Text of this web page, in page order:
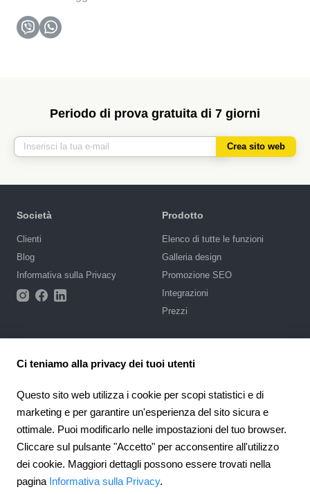
Periodo di prova gratuita di 7 giorni
Crea sito web
Società
Сlienti
Blog
Informativa sulla Privacy
Prodotto
Elenco di tutte le funzioni
Galleria design
Promozione SEO
Integrazioni
Prezzi
Base di conoscenze
Appalti pubblici
Partnership
Programma di affiliazione
4.6 924recensioni
Italy
Ci teniamo alla privacy dei tuoi utenti
Questo sito web utilizza i cookie per scopi statistici e di
marketing e per garantire un'esperienza del sito sicura e
ottimale. Puoi modificarlo nelle impostazioni del tuo browser.
Cliccare sul pulsante "Accetto" per acconsentire all'utilizzo
dei cookie. Maggiori dettagli possono essere trovati nella
pagina Informativa sulla Privacy.